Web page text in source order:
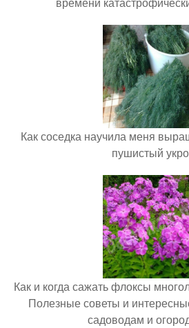
Как соседка научила меня
пушистый
Как и когда сажать флоксы
Полезные советы и
садоводам и